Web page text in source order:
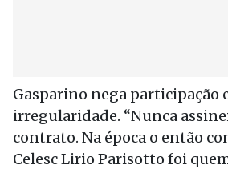
Gasparino nega participação
irregularidade. “Nunca
contrato. Na época o então
Celesc Lirio Parisotto foi